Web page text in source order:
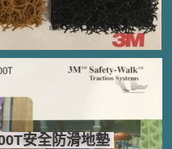
安全防滑地墊